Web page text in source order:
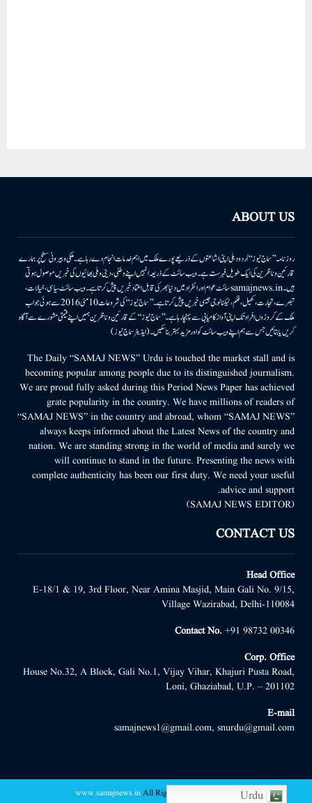
ABOUT US
روزنامہ ’’سماج نیوز‘‘ اُردو دہلی اپنی اشاعتوں کے ذریعے پورے ملک میں اہم خدمات انجام دے رہا ہے۔ ملکی وبیرونی سطح پر ہمارے
قارئین وناظرین کی ایک طویل فہرست ہے۔ ویب سائٹ کے ذریعہ انہیں اپنے وطنی، دینی وملی بھائیوں کی خبریں موصول ہوتی
ہیں۔samajnews.inسائٹ عوام اور انفراد میں دنیا بھر کی قابل اعتماد خبریں پیش کرتا ہے۔ ویب سائٹ سیاسی، خیالات،
تبصرے، تجارت، کھیل، فلم، ٹیکنالوجی جیسی خبریں پیش کرتا ہے۔ ’’سماج نیوز‘‘ کی شروعات 10مئی 2016 سے ہوئی جو اب
ملک کے کروڑوں افراد تک اپنی آواز کامیابی سے پہنچا رہا ہے۔ ’’سماج نیوز‘‘ کے قارئین وناظرین ہمیں اپنے قیمتی مشورے سے آگاہ
کریں یا بتائیں جس سے ہم اپنے ویب سائٹ کو اور مزید بہتر بناسکیں۔ (ایڈیٹر سماج نیوز)
The Daily “SAMAJ NEWS” Urdu is touched the market stall and is
becoming popular among people due to its distinguished journalism.
We are proud fully asked during this Period News Paper has achieved
grate popularity in the country. We have millions of readers of
“SAMAJ NEWS” in the country and abroad, whom “SAMAJ NEWS”
always keeps informed about the Latest News of the country and
nation. We are standing strong in the world of media and surely we
will continue to stand in the future. Presenting the news with
complete authenticity has been our first duty. We need your useful
advice and support.
(SAMAJ NEWS EDITOR)
CONTACT US
Head Office
E-18/1 & 19, 3rd Floor, Near Amina Masjid, Main Gali No. 9/15,
Village Wazirabad, Delhi-110084
Contact No. +91 98732 00346
Corp. Office
House No.32, A Block, Gali No.1, Vijay Vihar, Khajuri Pusta Road,
Loni, Ghaziabad, U.P. – 201102
E-mail
samajnews1@gmail.com, snurdu@gmail.com
www.samajnews.inAll Right Reserved